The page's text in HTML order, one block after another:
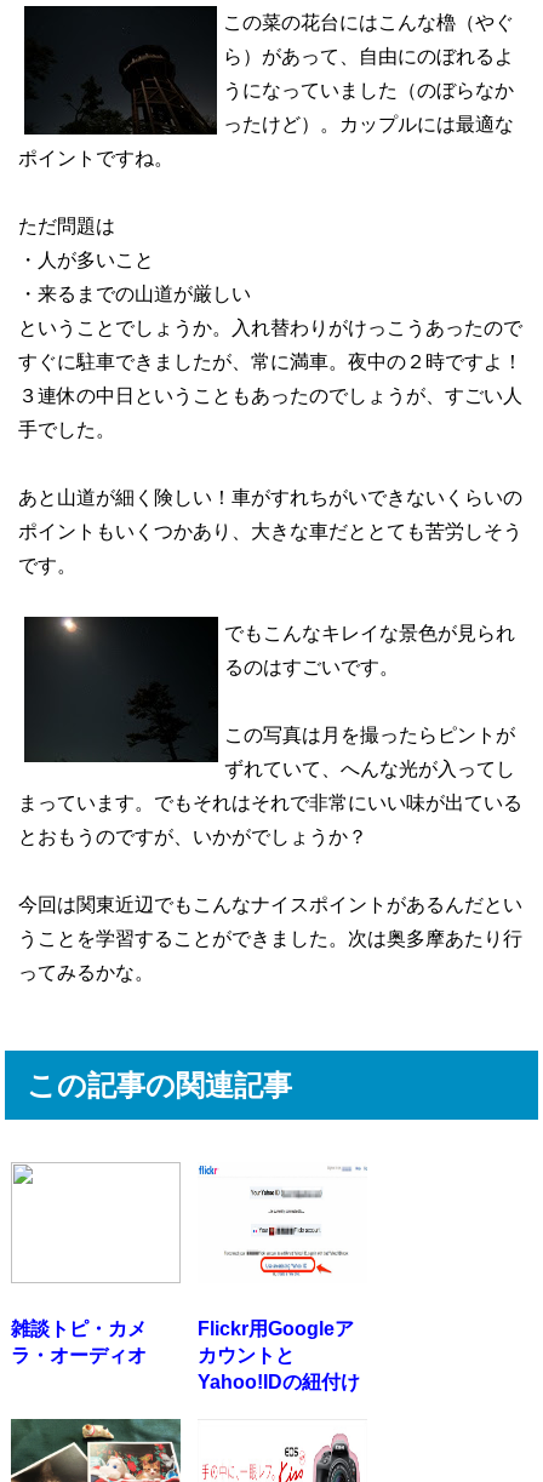
この菜の花台にはこんな櫓（やぐ
ら）があって、自由にのぼれるよ
うになっていました（のぼらなか
ったけど）。カップルには最適な
ポイントですね。
ただ問題は
・人が多いこと
・来るまでの山道が厳しい
ということでしょうか。入れ替わりがけっこうあったので
すぐに駐車できましたが、常に満車。夜中の２時ですよ！
３連休の中日ということもあったのでしょうが、すごい人
手でした。
あと山道が細く険しい！車がすれちがいできないくらいの
ポイントもいくつかあり、大きな車だととても苦労しそう
です。
でもこんなキレイな景色が見られ
るのはすごいです。
この写真は月を撮ったらピントが
ずれていて、へんな光が入ってし
まっています。でもそれはそれで非常にいい味が出ている
とおもうのですが、いかがでしょうか？
今回は関東近辺でもこんなナイスポイントがあるんだとい
うことを学習することができました。次は奥多摩あたり行
ってみるかな。
この記事の関連記事
雑談トピ・カメ
ラ・オーディオ
Flickr用Googleア
カウントと
Yahoo!IDの紐付け